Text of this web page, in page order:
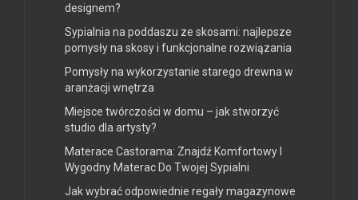
designem?
Sypialnia na poddaszu ze skosami: najlepsze
pomysły na skosy i funkcjonalne rozwiązania
Pomysły na wykorzystanie starego drewna w
aranżacji wnętrza
Miejsce twórczości w domu – jak stworzyć
studio dla artysty?
Materace Castorama: Znajdź Komfortowy I
Wygodny Materac Do Twojej Sypialni
Jak wybrać odpowiednie regały magazynowe